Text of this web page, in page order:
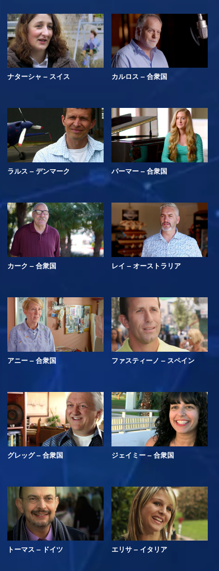
ナターシャ – スイス カルロス – 合衆国
ラルス – デンマーク パーマー – 合衆国
カーク – 合衆国 レイ – オーストラリア
アニー – 合衆国 ファスティーノ – スペイン
グレッグ – 合衆国 ジェイミー – 合衆国
トーマス – ドイツ エリサ – イタリア